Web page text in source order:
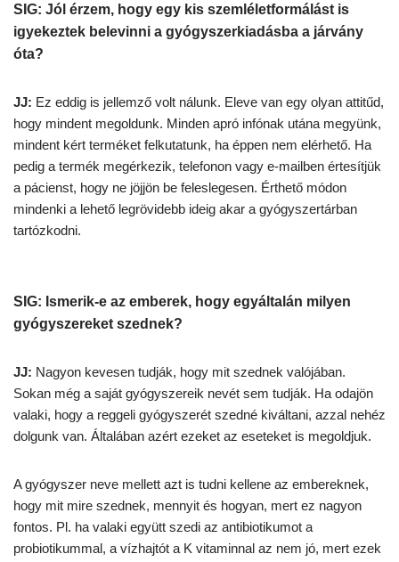
SIG: Jól érzem, hogy egy kis szemléletformálást is
igyekeztek belevinni a gyógyszerkiadásba a járvány
óta?
JJ: Ez eddig is jellemző volt nálunk. Eleve van egy olyan attitűd,
hogy mindent megoldunk. Minden apró infónak utána megyünk,
mindent kért terméket felkutatunk, ha éppen nem elérhető. Ha
pedig a termék megérkezik, telefonon vagy e-mailben értesítjük
a pácienst, hogy ne jöjjön be feleslegesen. Érthető módon
mindenki a lehető legrövidebb ideig akar a gyógyszertárban
tartózkodni.
SIG: Ismerik-e az emberek, hogy egyáltalán milyen
gyógyszereket szednek?
JJ: Nagyon kevesen tudják, hogy mit szednek valójában.
Sokan még a saját gyógyszereik nevét sem tudják. Ha odajön
valaki, hogy a reggeli gyógyszerét szedné kiváltani, azzal nehéz
dolgunk van. Általában azért ezeket az eseteket is megoldjuk.
A gyógyszer neve mellett azt is tudni kellene az embereknek,
hogy mit mire szednek, mennyit és hogyan, mert ez nagyon
fontos. Pl. ha valaki együtt szedi az antibiotikumot a
probiotikummal, a vízhajtót a K vitaminnal az nem jó, mert ezek